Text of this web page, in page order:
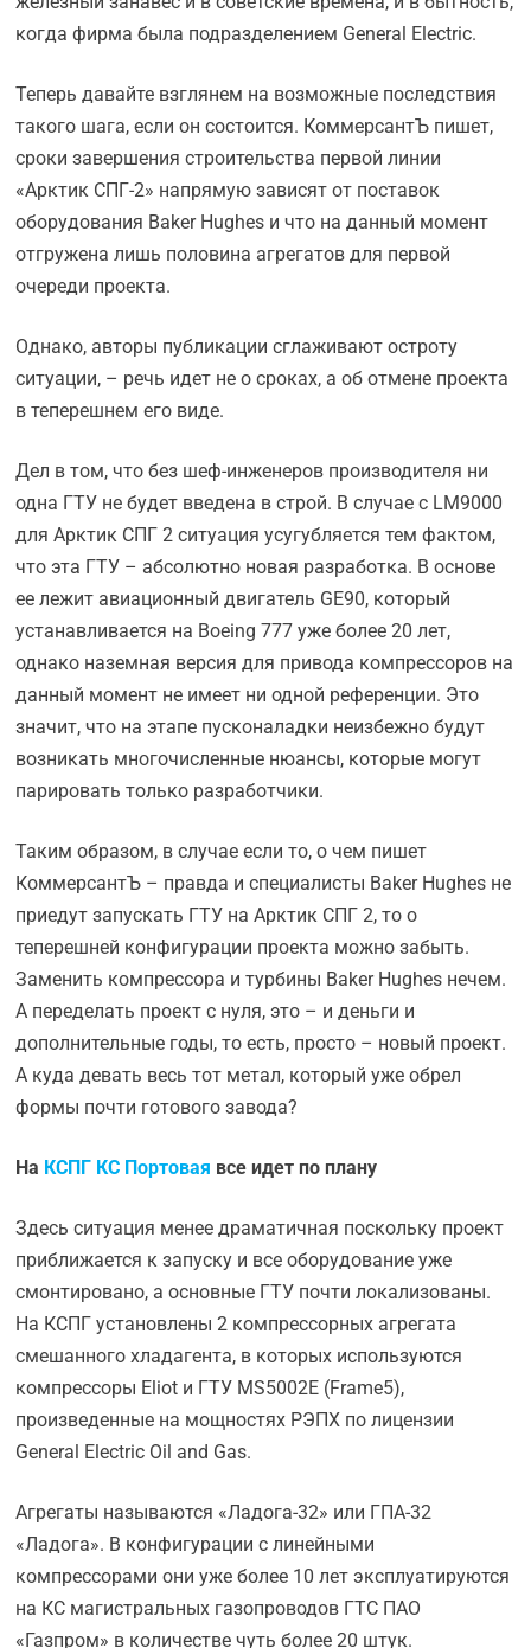
когда фирма была подразделением General Electric.
Теперь давайте взглянем на возможные последствия
такого шага, если он состоится. КоммерсантЪ пишет,
сроки завершения строительства первой линии
«Арктик СПГ-2» напрямую зависят от поставок
оборудования Baker Hughes и что на данный момент
отгружена лишь половина агрегатов для первой
очереди проекта.
Однако, авторы публикации сглаживают остроту
ситуации, – речь идет не о сроках, а об отмене проекта
в теперешнем его виде.
Дел в том, что без шеф-инженеров производителя ни
одна ГТУ не будет введена в строй. В случае с LM9000
для Арктик СПГ 2 ситуация усугубляется тем фактом,
что эта ГТУ – абсолютно новая разработка. В основе
ее лежит авиационный двигатель GE90, который
устанавливается на Boeing 777 уже более 20 лет,
однако наземная версия для привода компрессоров на
данный момент не имеет ни одной референции. Это
значит, что на этапе пусконаладки неизбежно будут
возникать многочисленные нюансы, которые могут
парировать только разработчики.
Таким образом, в случае если то, о чем пишет
КоммерсантЪ – правда и специалисты Baker Hughes не
приедут запускать ГТУ на Арктик СПГ 2, то о
теперешней конфигурации проекта можно забыть.
Заменить компрессора и турбины Baker Hughes нечем.
А переделать проект с нуля, это – и деньги и
дополнительные годы, то есть, просто – новый проект.
А куда девать весь тот метал, который уже обрел
формы почти готового завода?
На КСПГ КС Портовая все идет по плану
Здесь ситуация менее драматичная поскольку проект
приближается к запуску и все оборудование уже
смонтировано, а основные ГТУ почти локализованы.
На КСПГ установлены 2 компрессорных агрегата
смешанного хладагента, в которых используются
компрессоры Eliot и ГТУ MS5002E (Frame5),
произведенные на мощностях РЭПХ по лицензии
General Electric Oil and Gas.
Агрегаты называются «Ладога-32» или ГПА-32
«Ладога». В конфигурации с линейными
компрессорами они уже более 10 лет эксплуатируются
на КС магистральных газопроводов ГТС ПАО
«Газпром» в количестве чуть более 20 штук.